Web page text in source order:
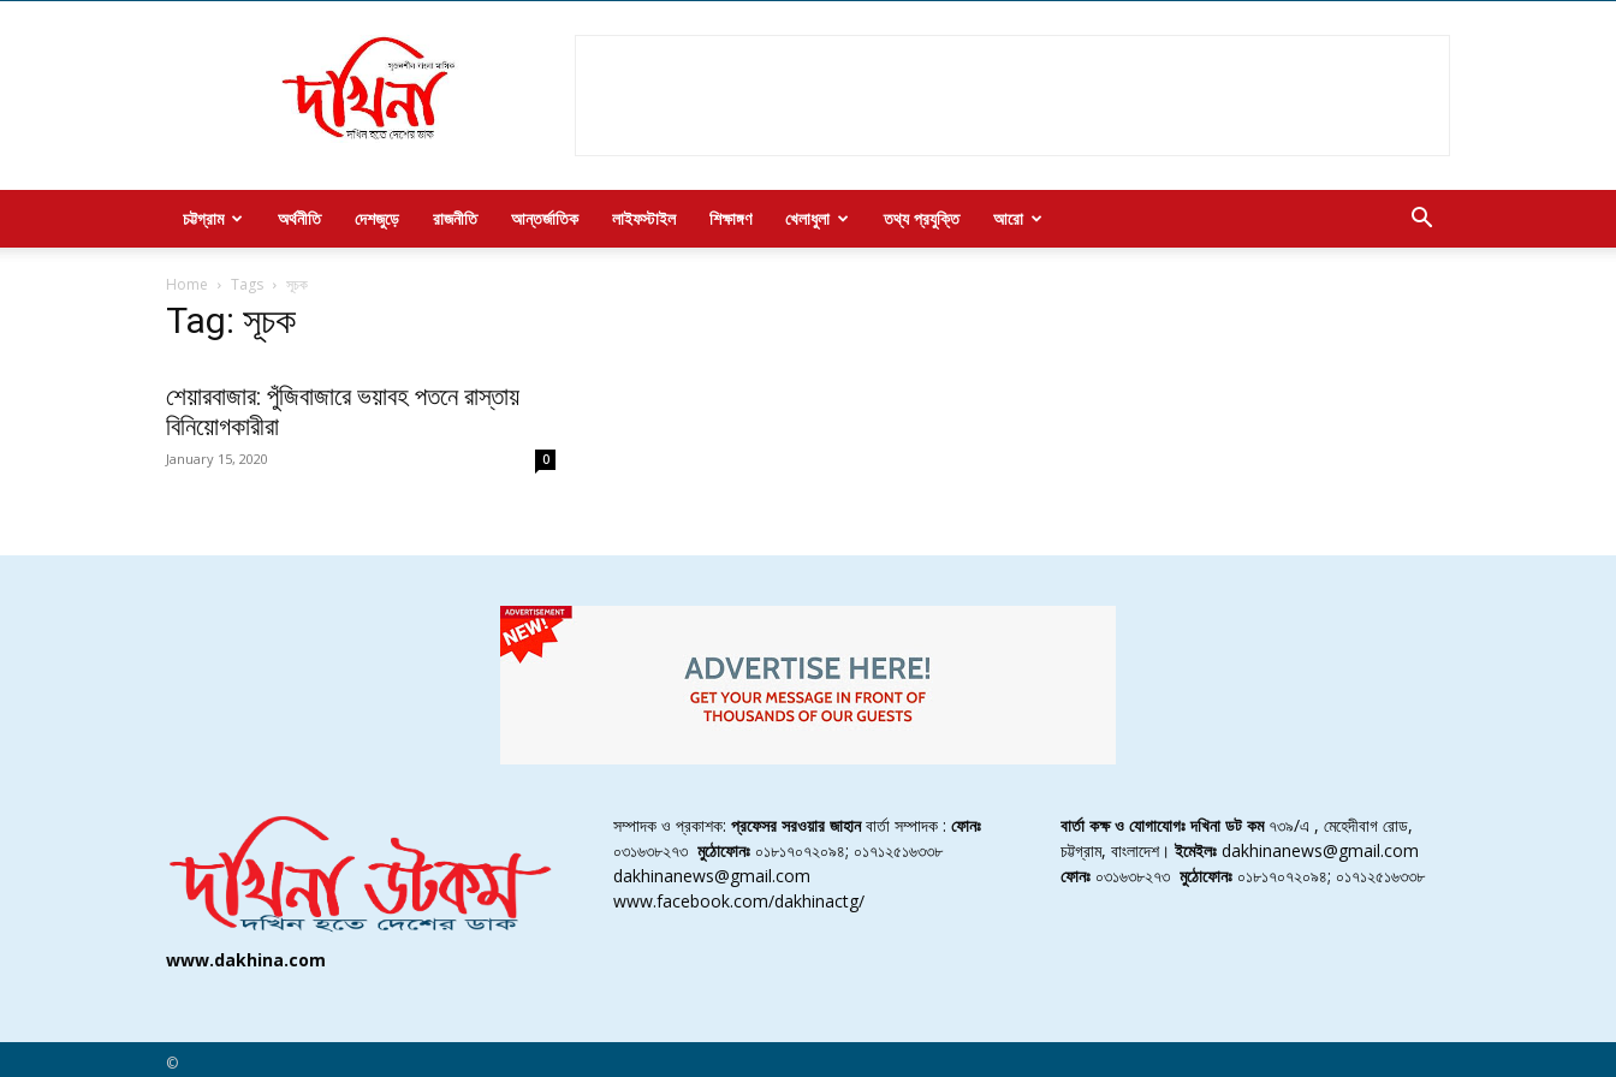
Welcome
to
dakhina
চট্টগ্রাম অর্থনীতি দেশজুড়ে রাজনীতি আন্তর্জাতিক লাইফস্টাইল শিক্ষাঙ্গণ খেলাধুলা তথ্য প্রযুক্তি আরো
Home Tags সূচক
Tag: সূচক
শেয়ারবাজার: পুঁজিবাজারে ভয়াবহ পতনে রাস্তায়
বিনিয়োগকারীরা
January 15, 2020 0
www.dakhina.com
সম্পাদক ও প্রকাশক: প্রফেসর সরওয়ার জাহানবার্তা সম্পাদক : ফোনঃ
০৩১৬৩৮২৭৩ মুঠোফোনঃ ০১৮১৭০৭২০৯৪; ০১৭১২৫১৬৩৩৮
dakhinanews@gmail.com
www.facebook.com/dakhinactg/
বার্তা কক্ষ ও যোগাযোগঃ দখিনা ডট কম৭৩৯/এ , মেহেদীবাগ রোড,
চট্টগ্রাম, বাংলাদেশ।ইমেইলঃ dakhinanews@gmail.com
ফোনঃ ০৩১৬৩৮২৭৩ মুঠোফোনঃ ০১৮১৭০৭২০৯৪; ০১৭১২৫১৬৩৩৮
©